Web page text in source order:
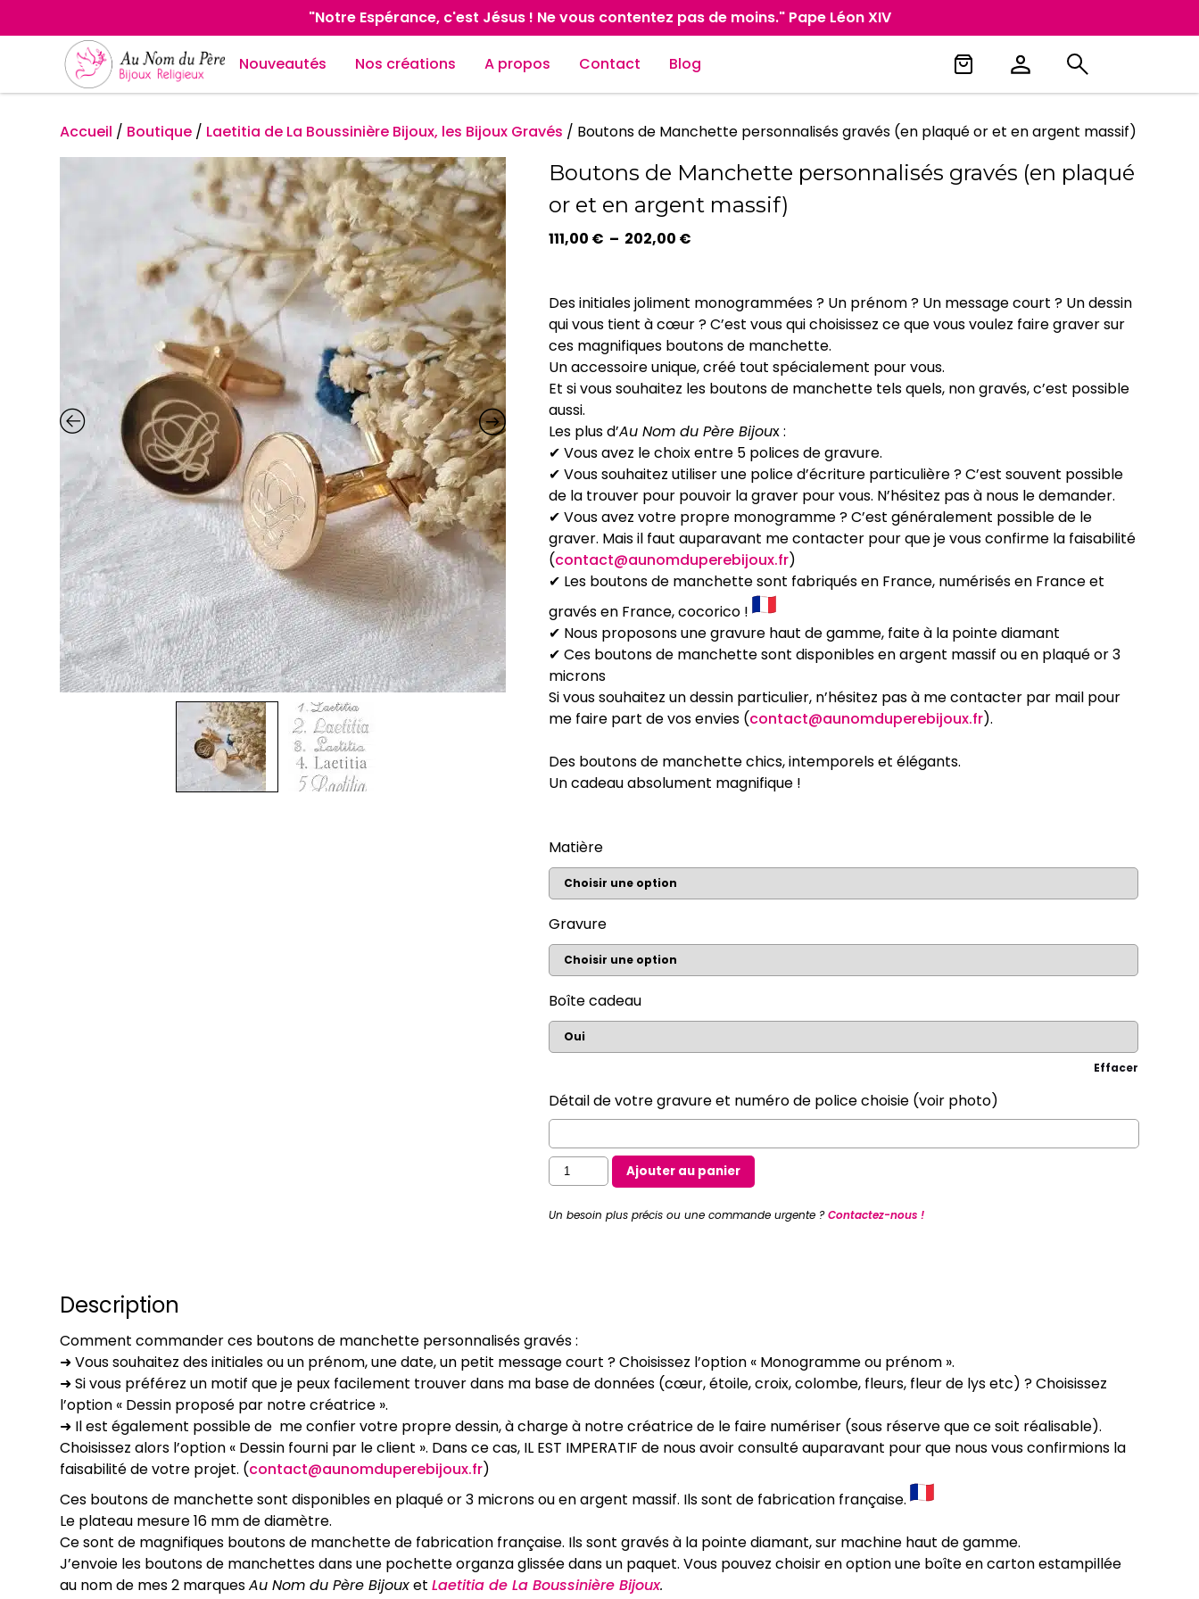
"Notre Espérance, c'est Jésus ! Ne vous contentez pas de moins." Pape Léon XIV
Nouveautés Nos créations A propos Contact Blog
Accueil / Boutique / Laetitia de La Boussinière Bijoux, les Bijoux Gravés / Boutons de Manchette personnalisés gravés (en plaqué or et en argent massif)
Boutons de Manchette personnalisés gravés (en plaqué
or et en argent massif)
111,00 € – 202,00 €
111,00 €
à
202,00 €
Des initiales joliment monogrammées ? Un prénom ? Un message court ? Un dessin
qui vous tient à cœur ? C’est vous qui choisissez ce que vous voulez faire graver sur
ces magnifiques boutons de manchette.
Un accessoire unique, créé tout spécialement pour vous.
Et si vous souhaitez les boutons de manchette tels quels, non gravés, c’est possible
aussi.
Les plus d’Au Nom du Père Bijoux :
✔ Vous avez le choix entre 5 polices de gravure.
✔ Vous souhaitez utiliser une police d’écriture particulière ? C’est souvent possible
de la trouver pour pouvoir la graver pour vous. N’hésitez pas à nous le demander.
✔ Vous avez votre propre monogramme ? C’est généralement possible de le
graver. Mais il faut auparavant me contacter pour que je vous confirme la faisabilité
(contact@aunomduperebijoux.fr)
✔ Les boutons de manchette sont fabriqués en France, numérisés en France et
gravés en France, cocorico !
✔ Nous proposons une gravure haut de gamme, faite à la pointe diamant
✔ Ces boutons de manchette sont disponibles en argent massif ou en plaqué or 3
microns
Si vous souhaitez un dessin particulier, n’hésitez pas à me contacter par mail pour
me faire part de vos envies (contact@aunomduperebijoux.fr).
Des boutons de manchette chics, intemporels et élégants.
Un cadeau absolument magnifique !
Matière
Gravure
Boîte cadeau
Effacer
Détail de votre gravure et numéro de police choisie (voir photo)
quantité
de
Boutons
plaqué
or
et
argent
massif)
Ajouter au panier
Un besoin plus précis ou une commande urgente ?Contactez-nous !
Description
Comment commander ces boutons de manchette personnalisés gravés :
➜ Vous souhaitez des initiales ou un prénom, une date, un petit message court ? Choisissez l’option « Monogramme ou prénom ».
➜ Si vous préférez un motif que je peux facilement trouver dans ma base de données (cœur, étoile, croix, colombe, fleurs, fleur de lys etc) ? Choisissez
l’option « Dessin proposé par notre créatrice ».
➜ Il est également possible de me confier votre propre dessin, à charge à notre créatrice de le faire numériser (sous réserve que ce soit réalisable).
Choisissez alors l’option « Dessin fourni par le client ». Dans ce cas, IL EST IMPERATIF de nous avoir consulté auparavant pour que nous vous confirmions la
faisabilité de votre projet. (contact@aunomduperebijoux.fr)
Ces boutons de manchette sont disponibles en plaqué or 3 microns ou en argent massif. Ils sont de fabrication française.
Le plateau mesure 16 mm de diamètre.
Ce sont de magnifiques boutons de manchette de fabrication française. Ils sont gravés à la pointe diamant, sur machine haut de gamme.
J’envoie les boutons de manchettes dans une pochette organza glissée dans un paquet. Vous pouvez choisir en option une boîte en carton estampillée
au nom de mes 2 marquesAu Nom du Père BijouxetLaetitia de La Boussinière Bijoux.